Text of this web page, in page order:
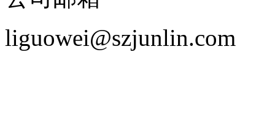
liguowei@szjunlin.com